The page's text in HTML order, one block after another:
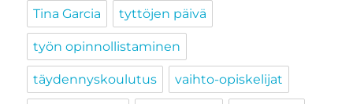
Tina Garcia tyttöjen päivä
työn opinnollistaminen
täydennyskoulutus vaihto-opiskelijat